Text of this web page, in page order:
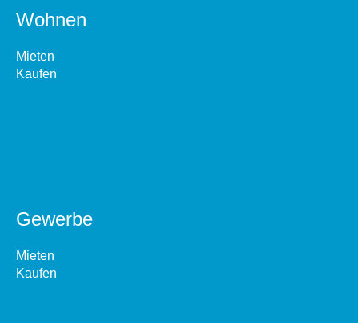
Wohnen
Mieten
Kaufen
Gewerbe
Mieten
Kaufen